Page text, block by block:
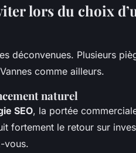
lors du choix
déconvenues. Plusieurs
comme ailleurs.
naturel
SEO, la portée
fortement le retour sur
vous.